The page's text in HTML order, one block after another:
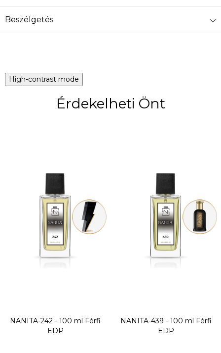
Beszélgetés
High-contrast mode
Érdekelheti Önt
NANITA-242 - 100 ml
Férfi
EDP
NANITA-439 - 100 ml
Férfi
EDP